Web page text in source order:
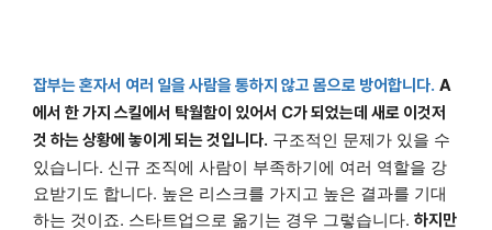
잡부는 혼자서 여러 일을 사람을 통하지 않고 몸으로 방어합니다. A
에서 한 가지 스킬에서 탁월함이 있어서 C가 되었는데 새로 이것저
것 하는 상황에 놓이게 되는 것입니다. 구조적인 문제가 있을 수
있습니다. 신규 조직에 사람이 부족하기에 여러 역할을 강
요받기도 합니다. 높은 리스크를 가지고 높은 결과를 기대
하는 것이죠. 스타트업으로 옮기는 경우 그렇습니다. 하지만